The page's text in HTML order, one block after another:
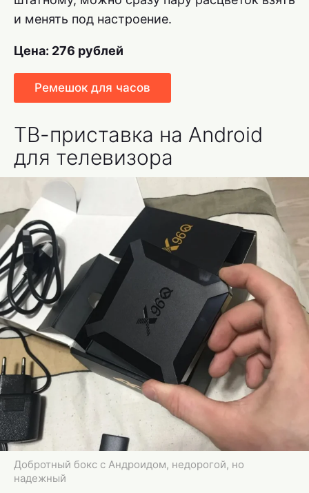
и менять под настроение.
Цена: 276 рублей
Ремешок для часов
ТВ-приставка на Android
для телевизора
Добротный бокс с Андроидом, недорогой, но
надежный